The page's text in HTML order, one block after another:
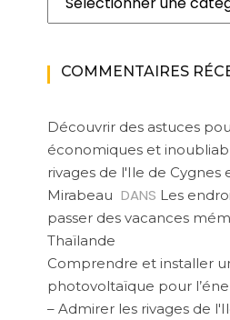
COMMENTAIRES
Découvrir des astuces
économiques et
rivages de l'Ile de Cygnes
Mirabeau DANS Les
passer des vacances
Thaïlande
Comprendre et installer
photovoltaïque pour
– Admirer les rivages de